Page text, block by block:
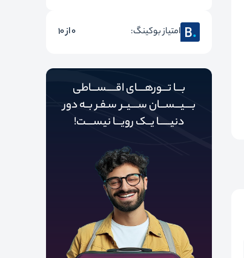
امتیاز بوکینگ: 0 از 10
بـــا تـــورهــــای اقـــــســـاطی
بــــیـــســـان ســــیــر سـفـر بــه دور‌‌‌‌
دنیـــــ‌‌ـا یــک رویـــا نیســــت!